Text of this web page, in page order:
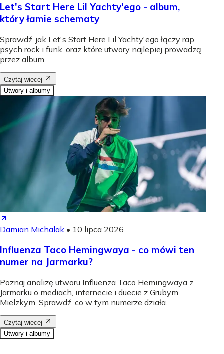
Let's Start Here Lil Yachty'ego - album,
który łamie schematy
Sprawdź, jak Let's Start Here Lil Yachty'ego łączy rap,
psych rock i funk, oraz które utwory najlepiej prowadzą
przez album.
Czytaj więcej
Utwory i albumy
Damian Michalak • 10 lipca 2026
Influenza Taco Hemingwaya - co mówi ten
numer na Jarmarku?
Poznaj analizę utworu Influenza Taco Hemingwaya z
Jarmarku o mediach, internecie i duecie z Grubym
Mielzkym. Sprawdź, co w tym numerze działa.
Czytaj więcej
Utwory i albumy